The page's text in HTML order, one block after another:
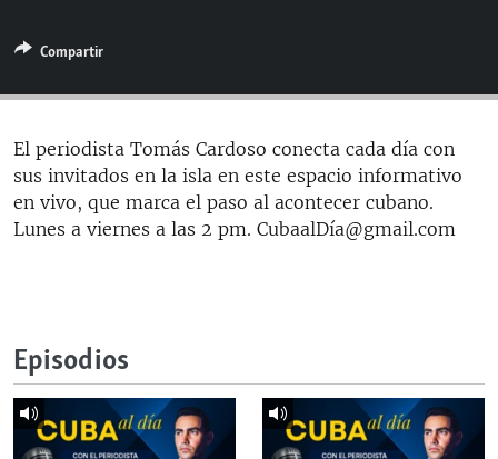
ESPECIALES
ESPECIALES
LA REALIDAD DE LA VIVIENDA EN CUBA
SER VIEJO EN CUBA
KENTU-CUBANO
MULTIMEDIA
EDITORIALES
SÍGUENOS
Compartir
El periodista Tomás Cardoso conecta cada día con
sus invitados en la isla en este espacio informativo
en vivo, que marca el paso al acontecer cubano.
Lunes a viernes a las 2 pm. CubaalDía@gmail.com
Episodios